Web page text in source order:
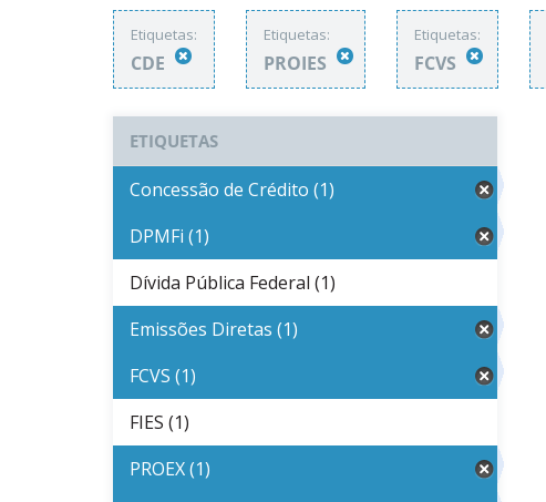
Etiquetas:
CDE
Etiquetas:
PROIES
Etiquetas:
FCVS
ETIQUETAS
Concessão de Crédito (1)
DPMFi (1)
Dívida Pública Federal (1)
Emissões Diretas (1)
FCVS (1)
FIES (1)
PROEX (1)